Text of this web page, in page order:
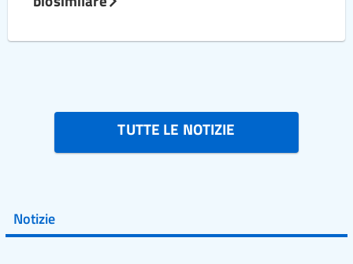
TUTTE LE NOTIZIE
Notizie